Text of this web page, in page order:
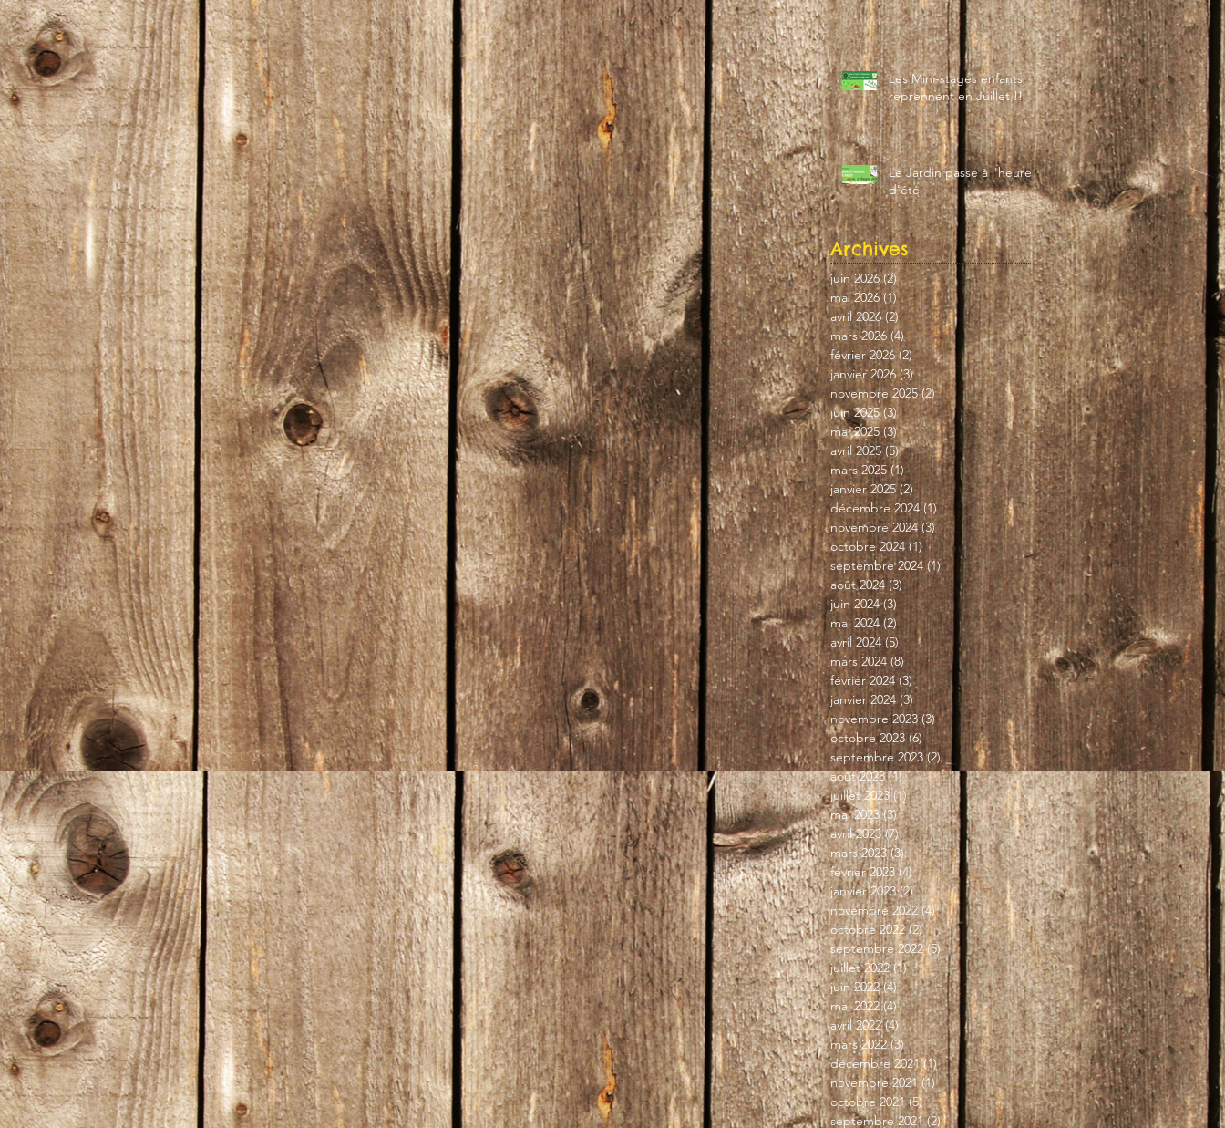
Les Mini-stages enfants
reprennent en Juillet !!
Le Jardin passe à l'heure
d'été
Archives
juin 2026 (2)2 posts
mai 2026 (1)1 post
avril 2026 (2)2 posts
mars 2026 (4)4 posts
février 2026 (2) 2 posts
janvier 2026 (3)3 posts
novembre 2025 (2)2 posts
juin 2025 (3)3 posts
mai 2025 (3)3 posts
avril 2025 (5)5 posts
mars 2025 (1)1 post
janvier 2025 (2)2 posts
décembre 2024 (1)1 post
novembre 2024 (3)3 posts
octobre 2024 (1)1 post
septembre 2024 (1)1 post
août 2024 (3)3 posts
juin 2024 (3)3 posts
mai 2024 (2)2 posts
avril 2024 (5)5 posts
mars 2024 (8)8 posts
février 2024 (3)3 posts
janvier 2024 (3)3 posts
novembre 2023 (3)3 posts
octobre 2023 (6)6 posts
septembre 2023 (2)2 posts
août 2023 (1)1 post
juillet 2023 (1)1 post
mai 2023 (3)3 posts
avril 2023 (7)7 posts
mars 2023 (3)3 posts
février 2023 (4)4 posts
janvier 2023 (2)2 posts
novembre 2022 (4)4 posts
octobre 2022 (2)2 posts
septembre 2022 (5)5 posts
juillet 2022 (1)1 post
juin 2022 (4)4 posts
mai 2022 (4)4 posts
avril 2022 (4)4 posts
mars 2022 (3)3 posts
décembre 2021 (1)1 post
novembre 2021 (1)1 post
octobre 2021 (5)5 posts
septembre 2021 (2)2 posts